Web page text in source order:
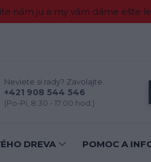
nám ju a my vám dáme ešte
Neviete si rady? Zavolajte.
+421 908 544 546
(Po-Pi, 8:30 - 17:00 hod.)
DREVA POMOC A